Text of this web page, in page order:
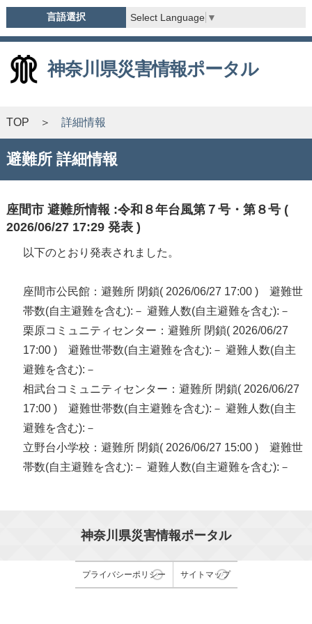
言語選択 Select Language ▼
神奈川県災害情報ポータル
TOP 詳細情報
避難所 詳細情報
座間市 避難所情報 :令和８年台風第７号・第８号 (
2026/06/27 17:29 発表 )
以下のとおり発表されました。
座間市公民館：避難所 閉鎖( 2026/06/27 17:00 ) 避難世
帯数(自主避難を含む):－ 避難人数(自主避難を含む):－
栗原コミュニティセンター：避難所 閉鎖( 2026/06/27
17:00 ) 避難世帯数(自主避難を含む):－ 避難人数(自主
避難を含む):－
相武台コミュニティセンター：避難所 閉鎖( 2026/06/27
17:00 ) 避難世帯数(自主避難を含む):－ 避難人数(自主
避難を含む):－
立野台小学校：避難所 閉鎖( 2026/06/27 15:00 ) 避難世
帯数(自主避難を含む):－ 避難人数(自主避難を含む):－
神奈川県災害情報ポータル
プライバシーポリシー サイトマップ